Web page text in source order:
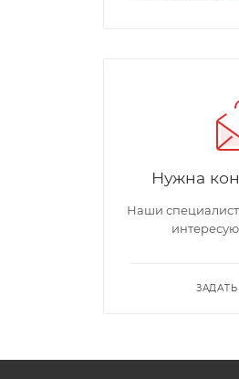
Нужна
Наши